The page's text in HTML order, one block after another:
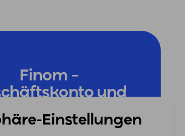
Finom –
und
für
KMU
Einstellungen